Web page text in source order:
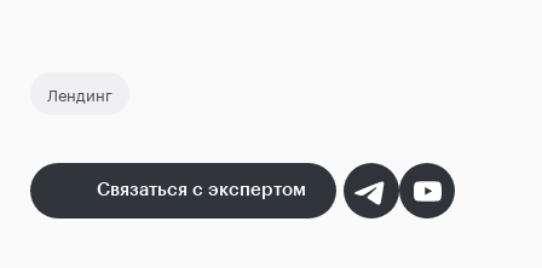
Связаться с экспертом
Лендинг